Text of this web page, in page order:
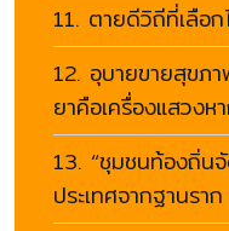
11. ตายดีวิถีที่เลือ
12. อุบายขายสุขภ
ยาคือเครื่องแสวง
13. “ชุมชนท้องถิ่น
ประเทศจากฐานร